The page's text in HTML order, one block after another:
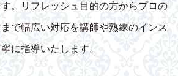
。リフレッシュ目的の方からプロの
で幅広い対応を講師や熟練のインス
に指導いたします。